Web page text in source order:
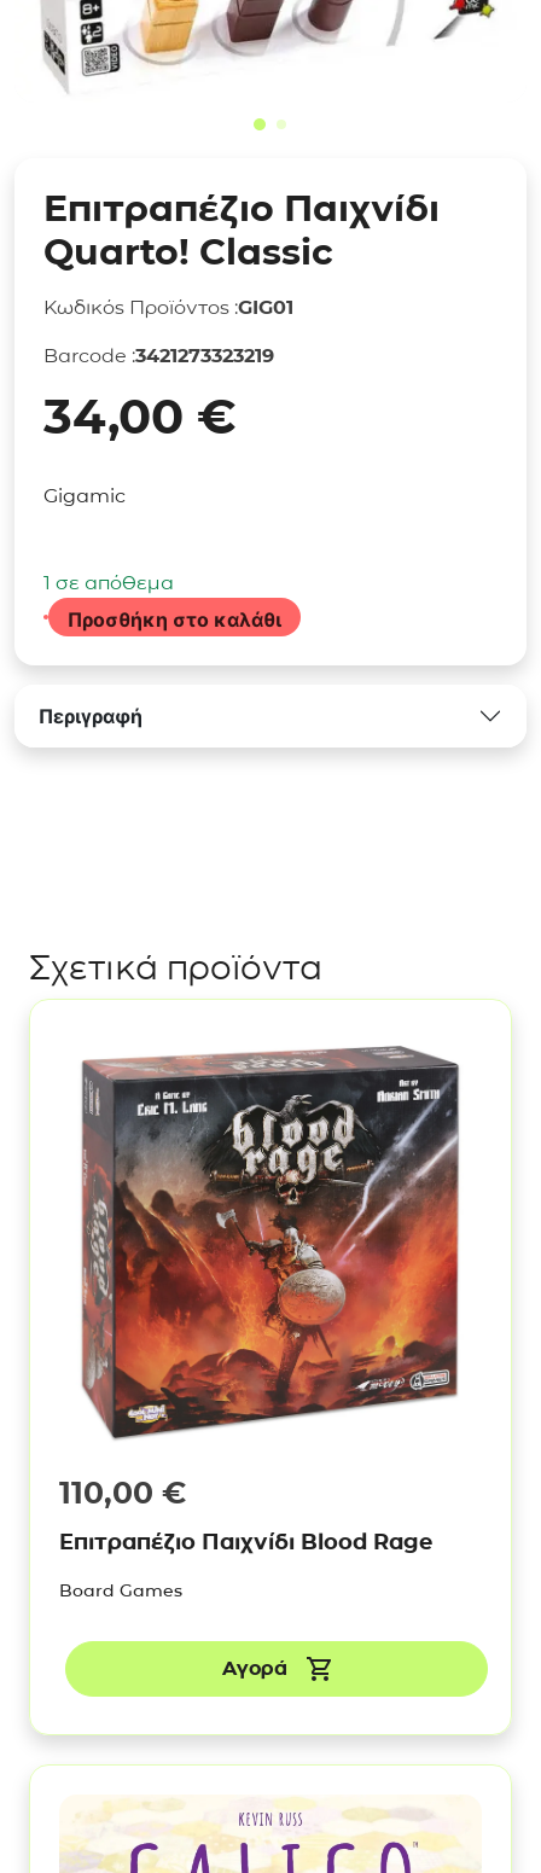
Επιτραπέζιο Παιχνίδι
Quarto! Classic
Κωδικός Προϊόντος :GIG01
Barcode :3421273323219
34,00 €
Gigamic
1 σε απόθεμα
Επιτραπέζιο
Classic
ποσότητα
Προσθήκη στο καλάθι
Περιγραφή
Σχετικά προϊόντα
110,00 €
Επιτραπέζιο Παιχνίδι Blood Rage
Board Games
Αγορά